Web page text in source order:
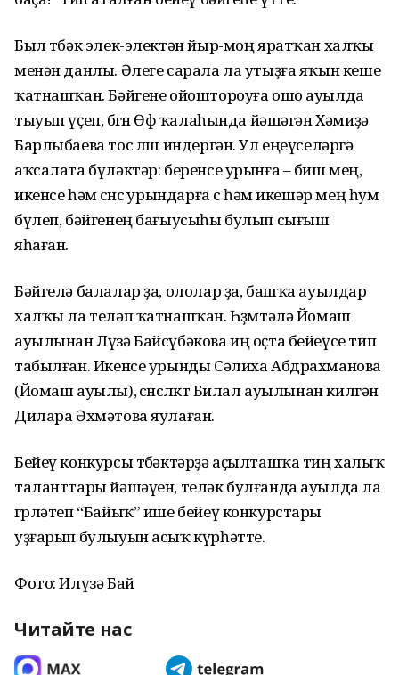
Был төбәк элек-электән йыр-моң яратҡан халҡы
менән данлы. Әлеге сарала ла утыҙға яҡын кеше
ҡатнашҡан. Бәйгене ойоштороуға ошо ауылда
тыуып үҫеп, бөгөн Өфө ҡалаһында йәшәгән Хәмиҙә
Барлыбаева тос өлөш индергән. Ул еңеүселәргә
аҡсалата бүләктәр: беренсе урынға – биш мең,
икенсе һәм өсөнсө урындарға өс һәм икешәр мең һум
бүлеп, бәйгенең бағыусыһы булып сығыш
яһаған.
Бәйгелә балалар ҙа, ололар ҙа, башҡа ауылдар
халҡы ла теләп ҡатнашҡан. Һөҙөмтәлә Йомаш
ауылынан Лүзә Байсүбәкова иң оҫта бейеүсе тип
табылған. Икенсе урынды Сәлиха Абдрахманова
(Йомаш ауылы), өсөнсөлөктө Билал ауылынан килгән
Дилара Әхмәтова яулаған.
Бейеү конкурсы төбәктәрҙә аҫылташҡа тиң халыҡ
таланттары йәшәүен, теләк булғанда ауылда ла
гөрләтеп “Байыҡ” ише бейеү конкурстары
уҙғарып булыуын асыҡ күрһәтте.
Фото: Илүзә Бай
Читайте нас